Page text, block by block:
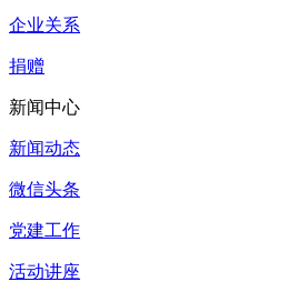
企业关系
捐赠
新闻中心
新闻动态
微信头条
党建工作
活动讲座